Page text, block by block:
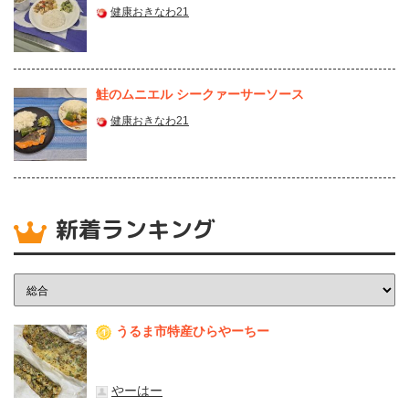
健康おきなわ21
鮭のムニエル シークァーサーソース
健康おきなわ21
新着ランキング
1 うるま市特産ひらやーちー
やーはー